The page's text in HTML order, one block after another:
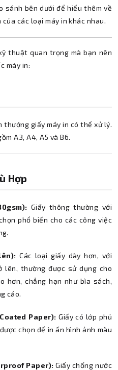
sánh bên dưới để hiểu thêm về
các loại máy in khác nhau.
thuật quan trọng mà bạn nên
máy in:
thướng giấy máy in có thể xử lý.
A3, A4, A5 và B6.
Hợp
Giấy thông thường với
phổ biến cho các công việc
lên):Các loại giấy dày hơn, với
lên, thường được sử dụng cho
hơn, chẳng hạn như bìa sách,
cáo.
Paper):Giấy có lớp phủ
chọn để in ấn hình ảnh màu
Paper):Giấy chống nước